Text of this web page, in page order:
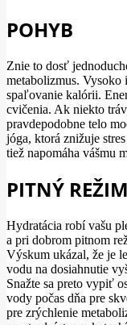
POHYB
Znie to dosť
metabolizmus.
spaľovanie kalórii.
cvičenia. Ak niekto
pravdepodobne telo
jóga, ktorá znižuje
tiež napomáha vášmu
PITNÝ REŽIM
Hydratácia robí vašu
a pri dobrom pitnom
Výskum ukázal, že je
vodu na dosiahnutie
Snažte sa preto vypiť
vody počas dňa pre
pre zrýchlenie